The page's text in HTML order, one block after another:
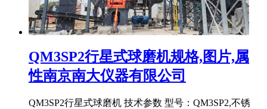
QM3SP2行星式球磨机规格,图片,属
性南京南大仪器有限公司
QM3SP2行星式球磨机 技术参数 型号：QM3SP2,不锈